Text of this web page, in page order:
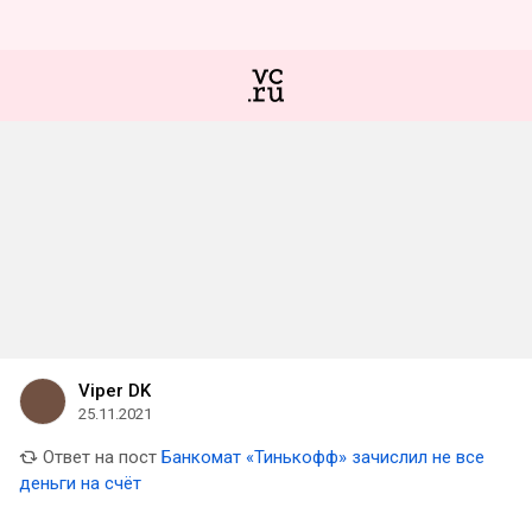
Viper DK
25.11.2021
Ответ на пост Банкомат «Тинькофф» зачислил не все
деньги на счёт